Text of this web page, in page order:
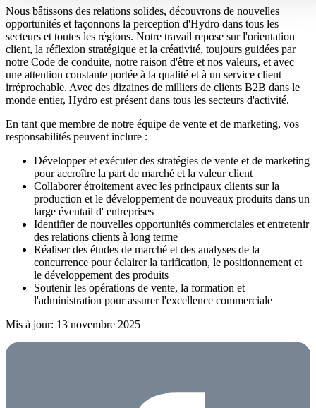
Nous bâtissons des relations solides, découvrons de nouvelles
opportunités et façonnons la perception d'Hydro dans tous les
secteurs et toutes les régions. Notre travail repose sur l'orientation
client, la réflexion stratégique et la créativité, toujours guidées par
notre Code de conduite, notre raison d'être et nos valeurs, et avec
une attention constante portée à la qualité et à un service client
irréprochable. Avec des dizaines de milliers de clients B2B dans le
monde entier, Hydro est présent dans tous les secteurs d'activité.
En tant que membre de notre équipe de vente et de marketing, vos
responsabilités peuvent inclure :
Développer et exécuter des stratégies de vente et de marketing
pour accroître la part de marché et la valeur client
Collaborer étroitement avec les principaux clients sur la
production et le développement de nouveaux produits dans un
large éventail d' entreprises
Identifier de nouvelles opportunités commerciales et entretenir
des relations clients à long terme
Réaliser des études de marché et des analyses de la
concurrence pour éclairer la tarification, le positionnement et
le développement des produits
Soutenir les opérations de vente, la formation et
l'administration pour assurer l'excellence commerciale
Mis à jour: 13 novembre 2025